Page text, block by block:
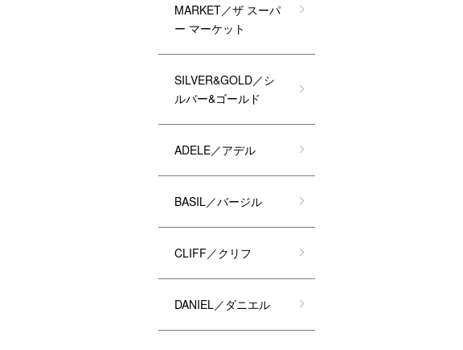
MARKET／ザ スーパ
ー マーケット
SILVER&GOLD／シ
ルバー&ゴールド
ADELE／アデル
BASIL／バージル
CLIFF／クリフ
DANIEL／ダニエル